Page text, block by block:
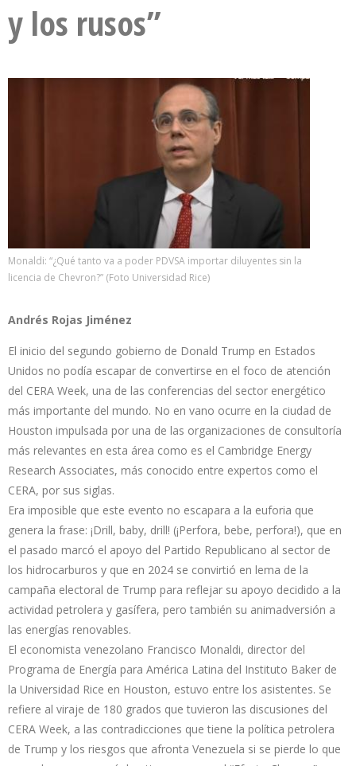
y los rusos”
Monaldi: “¿Qué tanto va a poder PDVSA importar diluyentes sin la
licencia de Chevron?” (Foto Universidad Rice)
Andrés Rojas Jiménez
El inicio del segundo gobierno de Donald Trump en Estados
Unidos no podía escapar de convertirse en el foco de atención
del CERA Week, una de las conferencias del sector energético
más importante del mundo. No en vano ocurre en la ciudad de
Houston impulsada por una de las organizaciones de consultoría
más relevantes en esta área como es el Cambridge Energy
Research Associates, más conocido entre expertos como el
CERA, por sus siglas.
Era imposible que este evento no escapara a la euforia que
genera la frase: ¡Drill, baby, drill! (¡Perfora, bebe, perfora!), que en
el pasado marcó el apoyo del Partido Republicano al sector de
los hidrocarburos y que en 2024 se convirtió en lema de la
campaña electoral de Trump para reflejar su apoyo decidido a la
actividad petrolera y gasífera, pero también su animadversión a
las energías renovables.
El economista venezolano Francisco Monaldi, director del
Programa de Energía para América Latina del Instituto Baker de
la Universidad Rice en Houston, estuvo entre los asistentes. Se
refiere al viraje de 180 grados que tuvieron las discusiones del
CERA Week, a las contradicciones que tiene la política petrolera
de Trump y los riesgos que afronta Venezuela si se pierde lo que